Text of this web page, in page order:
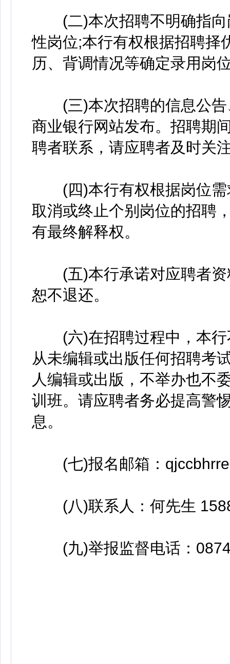
(二)本次招聘不明确指向
性岗位;本行有权根据招聘择
历、背调情况等确定录用岗
(三)本次招聘的信息公告
商业银行网站发布。招聘期
聘者联系，请应聘者及时关
(四)本行有权根据岗位需
取消或终止个别岗位的招聘
有最终解释权。
(五)本行承诺对应聘者资
恕不退还。
(六)在招聘过程中，本行
从未编辑或出版任何招聘考
人编辑或出版，不举办也不
训班。请应聘者务必提高警
息。
(七)报名邮箱：
(八)联系人：何先生
(九)举报监督电话：